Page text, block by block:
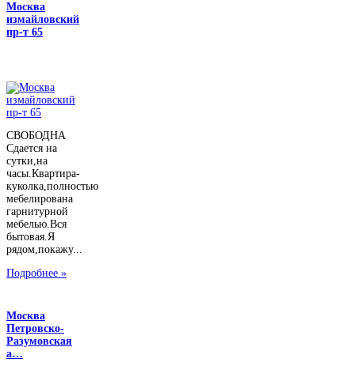
Москва
измайловский
пр-т 65
СВОБОДНА
Сдается на
сутки,на
часы.Квартира-
куколка,полностью
мебелирована
гарнитурной
мебелью.Вся
бытовая.Я
рядом,покажу...
Подробнее »
Москва
Петровско-
Разумовская
а…